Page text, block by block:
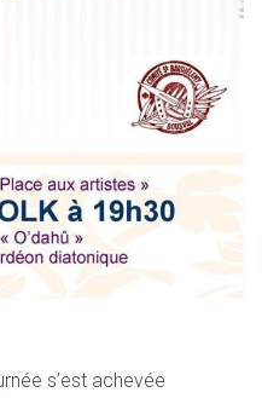
s’est achevée